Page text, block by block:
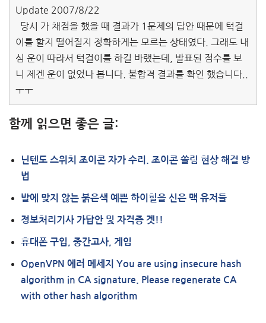
Update 2007/8/22
당시 가 채점을 했을 때 결과가 1문제의 답안 때문에 턱걸
이를 할지 떨어질지 정확하게는 모르는 상태였다. 그래도 내
심 운이 따라서 턱걸이를 하길 바랬는데, 발표된 점수를 보
니 제겐 운이 없었나 봅니다. 불합격 결과를 확인 했습니다..
ㅜㅜ
함께 읽으면 좋은 글:
닌텐도 스위치 조이콘 자가 수리. 조이콘 쏠림 현상 해결 방
법
발에 맞지 않는 붉은색 예쁜 하이힐을 신은 맥 유저들
정보처리기사 가답안 및 자격증 겟!!
휴대폰 구입, 중간고사, 게임
OpenVPN 에러 메세지 You are using insecure hash
algorithm in CA signature. Please regenerate CA
with other hash algorithm